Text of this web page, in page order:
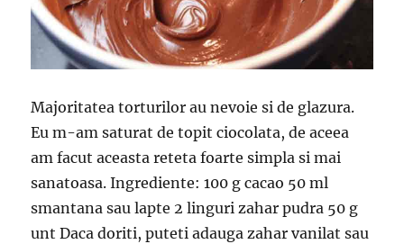
Majoritatea torturilor au nevoie si de glazura.
Eu m-am saturat de topit ciocolata, de aceea
am facut aceasta reteta foarte simpla si mai
sanatoasa. Ingrediente: 100 g cacao 50 ml
smantana sau lapte 2 linguri zahar pudra 50 g
unt Daca doriti, puteti adauga zahar vanilat sau